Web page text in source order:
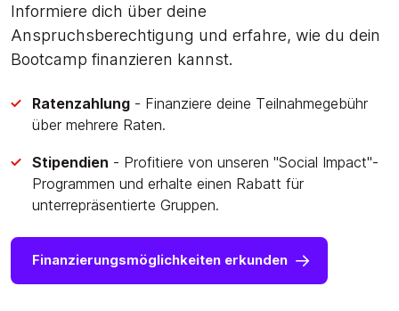
Informiere dich über deine
Anspruchsberechtigung und erfahre, wie du dein
Bootcamp finanzieren kannst.
Ratenzahlung - Finanziere deine Teilnahmegebühr
über mehrere Raten.
Stipendien - Profitiere von unseren "Social Impact"-
Programmen und erhalte einen Rabatt für
unterrepräsentierte Gruppen.
Finanzierungsmöglichkeiten erkunden